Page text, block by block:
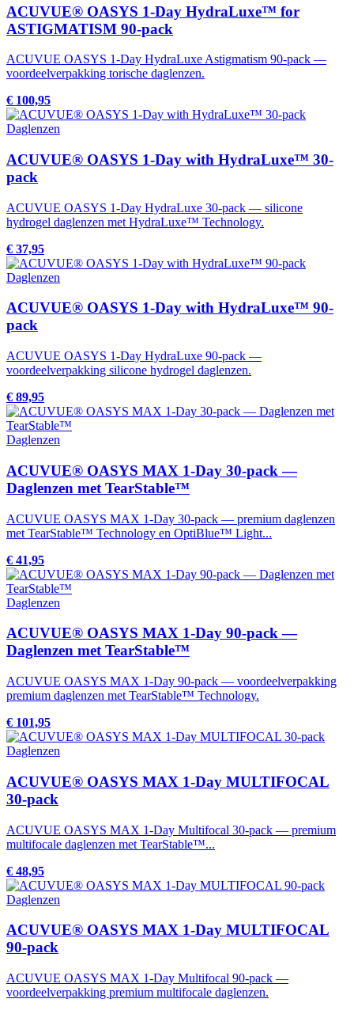
ACUVUE® OASYS 1-Day HydraLuxe™ for
ASTIGMATISM 90-pack
ACUVUE OASYS 1-Day HydraLuxe Astigmatism 90-pack —
voordeelverpakking torische daglenzen.
€ 100,95
Daglenzen
ACUVUE® OASYS 1-Day with HydraLuxe™ 30-
pack
ACUVUE OASYS 1-Day HydraLuxe 30-pack — silicone
hydrogel daglenzen met HydraLuxe™ Technology.
€ 37,95
Daglenzen
ACUVUE® OASYS 1-Day with HydraLuxe™ 90-
pack
ACUVUE OASYS 1-Day HydraLuxe 90-pack —
voordeelverpakking silicone hydrogel daglenzen.
€ 89,95
Daglenzen
ACUVUE® OASYS MAX 1-Day 30-pack —
Daglenzen met TearStable™
ACUVUE OASYS MAX 1-Day 30-pack — premium daglenzen
met TearStable™ Technology en OptiBlue™ Light...
€ 41,95
Daglenzen
ACUVUE® OASYS MAX 1-Day 90-pack —
Daglenzen met TearStable™
ACUVUE OASYS MAX 1-Day 90-pack — voordeelverpakking
premium daglenzen met TearStable™ Technology.
€ 101,95
Daglenzen
ACUVUE® OASYS MAX 1-Day MULTIFOCAL
30-pack
ACUVUE OASYS MAX 1-Day Multifocal 30-pack — premium
multifocale daglenzen met TearStable™...
€ 48,95
Daglenzen
ACUVUE® OASYS MAX 1-Day MULTIFOCAL
90-pack
ACUVUE OASYS MAX 1-Day Multifocal 90-pack —
voordeelverpakking premium multifocale daglenzen.